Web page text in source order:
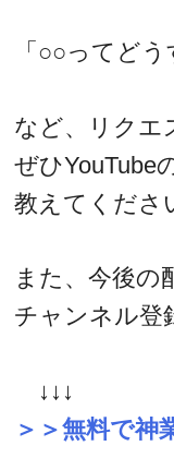
「○○ってど
など、リクエ
ぜひYouTube
教えてくださ
また、今後の
チャンネル登
↓↓↓
＞＞無料で神